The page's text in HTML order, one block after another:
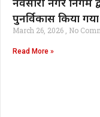
पुनर्विकास किया
March 26, 2026 No
Read More »